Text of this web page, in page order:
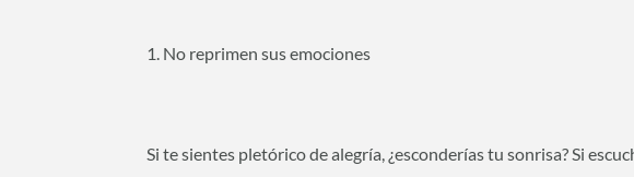
1. No reprimen sus emociones
Si te sientes pletórico de alegría, ¿esconderías tu sonrisa? Si